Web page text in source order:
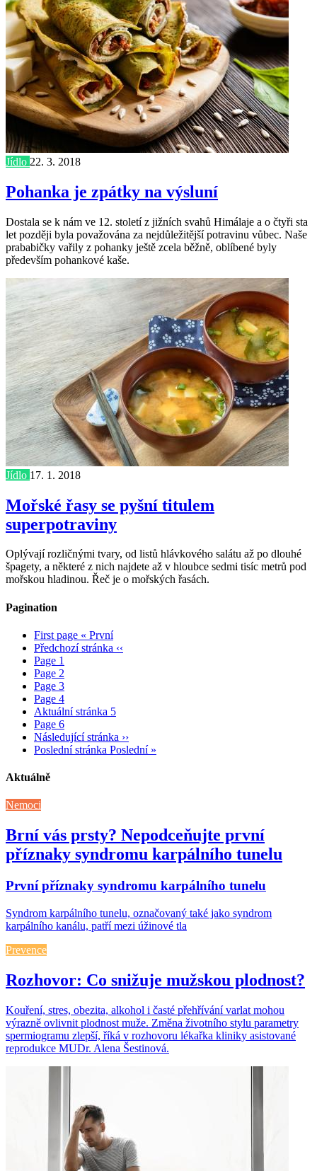
Jídlo 22. 3. 2018
Pohanka je zpátky na výsluní
Dostala se k nám ve 12. století z jižních svahů Himálaje a o čtyři sta
let později byla považována za nejdůležitější potravinu vůbec. Naše
prababičky vařily z pohanky ještě zcela běžně, oblíbené byly
především pohankové kaše.
Jídlo 17. 1. 2018
Mořské řasy se pyšní titulem
superpotraviny
Oplývají rozličnými tvary, od listů hlávkového salátu až po dlouhé
špagety, a některé z nich najdete až v hloubce sedmi tisíc metrů pod
mořskou hladinou. Řeč je o mořských řasách.
Pagination
First page « První
Předchozí stránka ‹‹
Page 1
Page 2
Page 3
Page 4
Aktuální stránka 5
Page 6
Následující stránka ››
Poslední stránka Poslední »
Aktuálně
Nemoci
Brní vás prsty? Nepodceňujte první
příznaky syndromu karpálního tunelu
První příznaky syndromu karpálního tunelu
Syndrom karpálního tunelu, označovaný také jako syndrom
karpálního kanálu, patří mezi úžinové tla
Prevence
Rozhovor: Co snižuje mužskou plodnost?
Kouření, stres, obezita, alkohol i časté přehřívání varlat mohou
výrazně ovlivnit plodnost muže. Změna životního stylu parametry
spermiogramu zlepší, říká v rozhovoru lékařka kliniky asistované
reprodukce MUDr. Alena Šestinová.